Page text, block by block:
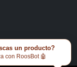
un producto?
con RoosBot 🤖